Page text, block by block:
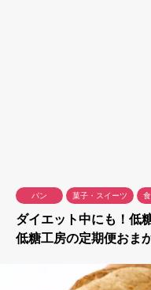
パン 菓子・スイーツ
ダイエット中にも！低
低糖工房の定期便おま